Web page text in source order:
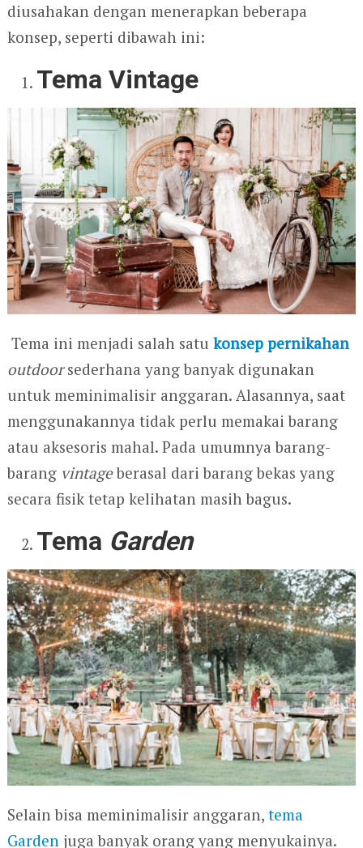
diusahakan dengan menerapkan beberapa
konsep, seperti dibawah ini:
Tema Vintage
Tema ini menjadi salah satu konsep pernikahan
outdoorsederhana yang banyak digunakan
untuk meminimalisir anggaran. Alasannya, saat
menggunakannya tidak perlu memakai barang
atau aksesoris mahal. Pada umumnya barang-
barang vintageberasal dari barang bekas yang
secara fisik tetap kelihatan masih bagus.
Tema Garden
Selain bisa meminimalisir anggaran, tema
Gardenjuga banyak orang yang menyukainya.